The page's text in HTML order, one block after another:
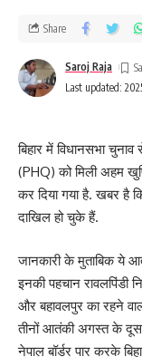
Last updated:
Saroj Raja
Share
बिहार में विधानसभा
(PHQ) को मिली अहम
कर दिया गया है. खबर है
दाखिल हो चुके हैं.
जानकारी के मुताबिक ये
इनकी पहचान रावलपिंडी
और बहावलपुर का रहने
तीनों आतंकी अगस्त के
नेपाल बॉर्डर पार करके